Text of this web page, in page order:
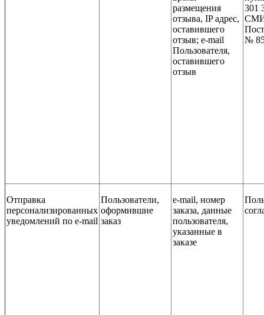
размещения
отзыва, IP адрес,
оставившего
отзыв; e-mail
Пользователя,
оставившего
отзыв
301
№
Отправка
персонализированных
уведомлений по e-mail
Пользователи,
оформившие
заказ
е-mail, номер
заказа, данные
пользователя,
указанные в
заказе